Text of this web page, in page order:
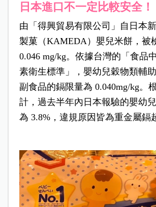
日本進口不一定比較安全！
由「得興貿易有限公司」自日本
製菓（KAMEDA）嬰兒米餅，被
0.046 mg/kg。依據台灣的「食品
素衛生標準」，嬰幼兒穀物類輔
副食品的鎘限量為 0.040mg/kg。
計，過去半年內日本報驗的嬰幼
為 3.8%，違規原因皆為重金屬鎘